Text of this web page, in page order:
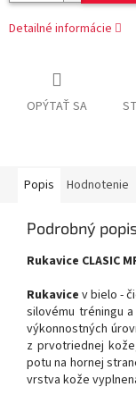
Detailné informácie
OPÝTAŤ SA
Popis Hodnotenie
Podrobný
Rukavice CLASIC
Rukavice v bielo -
silovému tréningu a
výkonnostných
z prvotriednej
potu na hornej
vrstva kože